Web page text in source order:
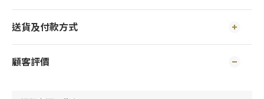
送貨及付款方式
顧客評價